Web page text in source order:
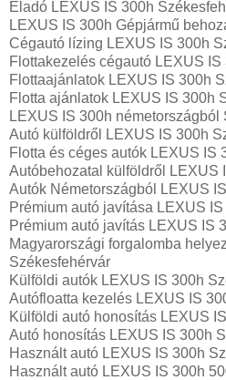
Eladó LEXUS IS 300h
LEXUS IS 300h Gépjármű
Cégautó lízing LEXUS IS 300h
Flottakezelés cégautó LEXUS
Flottaajánlatok LEXUS IS 300h
Flotta ajánlatok LEXUS IS 300h
LEXUS IS 300h németországból
Autó külföldről LEXUS IS 300h
Flotta és céges autók LEXUS IS
Autóbehozatal külföldről LEXUS
Autók Németországból‎ LEXUS
Prémium autó javítása LEXUS
Prémium autó javítás LEXUS IS
Magyarországi forgalomba
Székesfehérvár
Külföldi autók‎ LEXUS IS 300h
Autófloatta kezelés LEXUS IS
Külföldi autó honosítás LEXUS
Autó honosítás LEXUS IS 300h
Használt autó‎ LEXUS IS 300h
Használt autó‎ LEXUS IS 300h